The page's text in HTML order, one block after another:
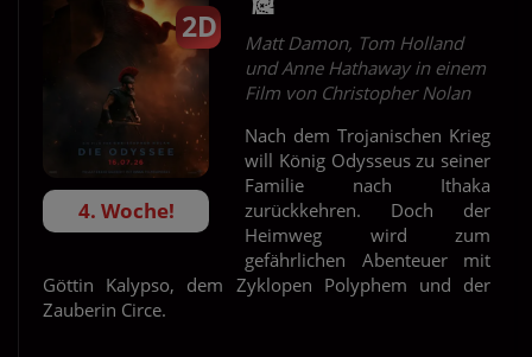
2D
4. Woche!
Matt Damon, Tom Holland
und Anne Hathaway in einem
Film von Christopher Nolan
Nach dem Trojanischen Krieg
will König Odysseus zu seiner
Familie nach Ithaka
zurückkehren. Doch der
Heimweg wird zum
gefährlichen Abenteuer mit
Göttin Kalypso, dem Zyklopen Polyphem und der
Zauberin Circe.